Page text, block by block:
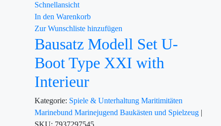
Schnellansicht
In den Warenkorb
Zur Wunschliste hinzufügen
Bausatz Modell Set U-
Boot Type XXI with
Interieur
Kategorie: Spiele & Unterhaltung Maritimitäten
Marinebund Marinejugend Baukästen und Spielzeug |
SKU: 7937297545